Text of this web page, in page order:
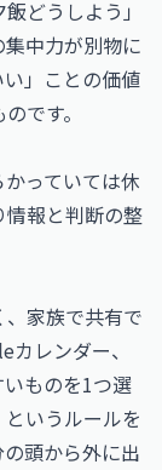
どうしよう」
中力が別物に
」ことの価値
です。
っていては休
情報と判断の整
家族で共有で
レンダー、
ものを1つ選
いうルールを
頭から外に出